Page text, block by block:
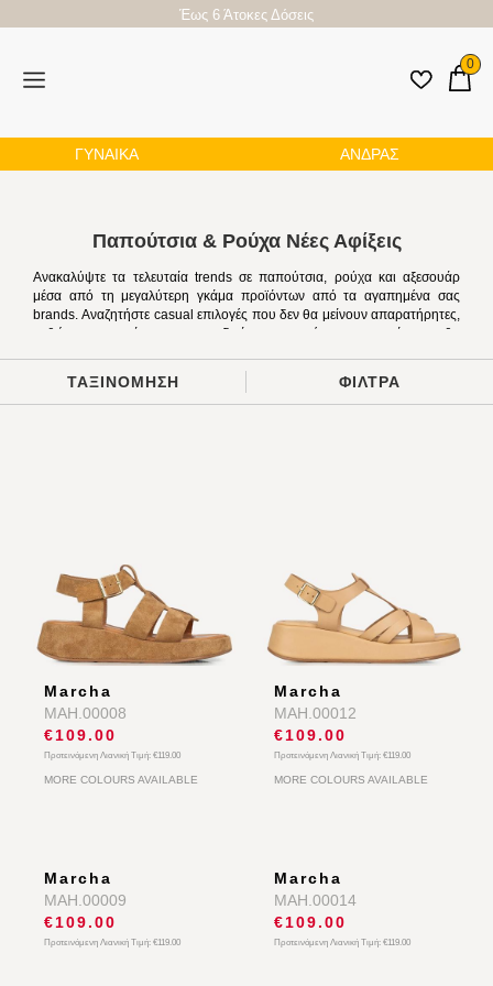
ΓΥΝΑΙΚΑ ΑΝΔΡΑΣ
0
Έως 6 Άτοκες Δόσεις
Παπούτσια & Ρούχα Νέες Αφίξεις
Ανακαλύψτε τα τελευταία trends σε παπούτσια, ρούχα και
αξεσουάρ μέσα από τη μεγαλύτερη γκάμα προϊόντων από τα
αγαπημένα σας brands. Αναζητήστε casual επιλογές που δεν θα
μείνουν απαρατήρητες, καθώς και προτάσεις για πιο ιδιαίτερες
ένα statement κομμάτι ή ένα all time classic σχέδιο που θα μείνει
για χρόνια στη συλλογή σας, οι πιο hot προτάσεις της σεζόν
βρίσκονται στη συλλογή των νέων αφίξεών μας. Βρείτε το
ΤΑΞΙΝΟΜΗΣΗ ΦΙΛΤΡΑ
Marcha
MAH.00008
€109.00
Προτεινόμενη Λιανική Τιμή:€119.00
MORE COLOURS AVAILABLE
Marcha
MAH.00012
€109.00
Προτεινόμενη Λιανική Τιμή:€119.00
MORE COLOURS AVAILABLE